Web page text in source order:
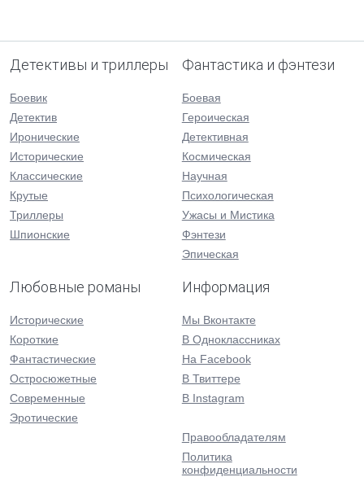
Детективы и триллеры
Боевик
Детектив
Иронические
Исторические
Классические
Крутые
Триллеры
Шпионские
Фантастика и фэнтези
Боевая
Героическая
Детективная
Космическая
Научная
Психологическая
Ужасы и Мистика
Фэнтези
Эпическая
Любовные романы
Исторические
Короткие
Фантастические
Остросюжетные
Современные
Эротические
Информация
Мы Вконтакте
В Одноклассниках
На Facebook
В Твиттере
В Instagram
Правообладателям
Политика
конфиденциальности